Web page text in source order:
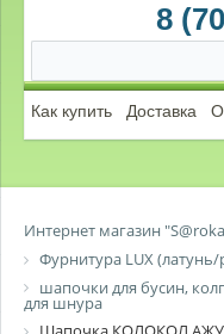
8
Как купить Доставка О
Интернет магазин
Фурнитура LUX
шапочки для бусин,
для шнура